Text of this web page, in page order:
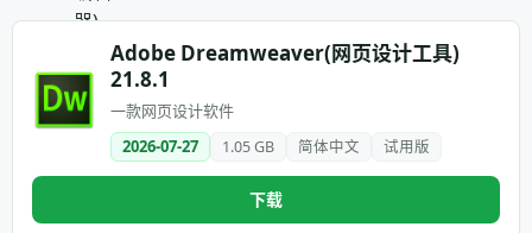
Adobe Dreamweaver(网页设计工具)
21.8.1
一款网页设计软件
2026-07-27
1.05 GB 简体中文 试用版
下载